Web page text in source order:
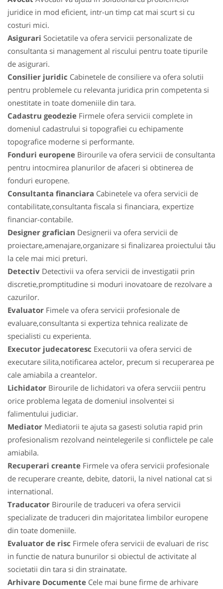
juridice in mod eficient, intr-un timp cat mai scurt si cu
costuri mici.
Asigurari Societatile va ofera servicii personalizate de
consultanta si management al riscului pentru toate tipurile
de asigurari.
Consilier juridic Cabinetele de consiliere va ofera solutii
pentru problemele cu relevanta juridica prin competenta si
onestitate in toate domeniile din tara.
Cadastru geodezie Firmele ofera servicii complete in
domeniul cadastrului si topografiei cu echipamente
topografice moderne si performante.
Fonduri europene Birourile va ofera servicii de consultanta
pentru intocmirea planurilor de afaceri si obtinerea de
fonduri europene.
Consultanta financiara Cabinetele va ofera servicii de
contabilitate,consultanta fiscala si financiara, expertize
financiar-contabile.
Designer grafician Designerii va ofera servicii de
proiectare,amenajare,organizare si finalizarea proiectului tău
la cele mai mici preturi.
Detectiv Detectivii va ofera servicii de investigatii prin
discretie,promptitudine si moduri inovatoare de rezolvare a
cazurilor.
Evaluator Fimele va ofera servicii profesionale de
evaluare,consultanta si expertiza tehnica realizate de
specialisti cu experienta.
Executor judecatoresc Executorii va ofera servici de
executare silita,notificarea actelor, precum si recuperarea pe
cale amiabila a creantelor.
Lichidator Birourile de lichidatori va ofera servciii pentru
orice problema legata de domeniul insolventei si
falimentului judiciar.
Mediator Mediatorii te ajuta sa gasesti solutia rapid prin
profesionalism rezolvand neintelegerile si conflictele pe cale
amiabila.
Recuperari creante Firmele va ofera servicii profesionale
de recuperare creante, debite, datorii, la nivel national cat si
international.
Traducator Birourile de traduceri va ofera servicii
specializate de traduceri din majoritatea limbilor europene
din toate domeniile.
Evaluator de risc Firmele ofera servicii de evaluari de risc
in functie de natura bunurilor si obiectul de activitate al
societatii din tara si din strainatate.
Arhivare Documente Cele mai bune firme de arhivare